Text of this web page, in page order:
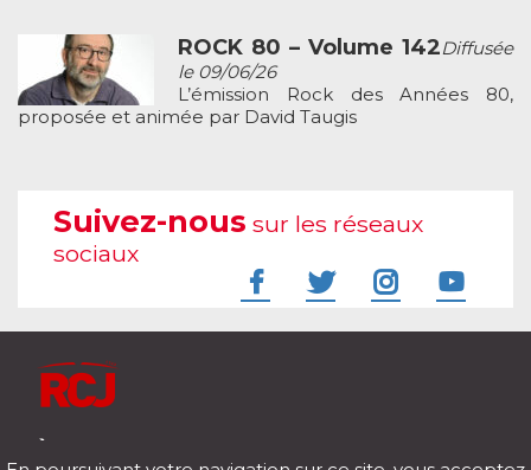
ROCK 80 – Volume 142Diffusée
le 09/06/26
L’émission Rock des Années 80,
proposée et animée par David Taugis
Suivez-nous sur les réseaux
sociaux